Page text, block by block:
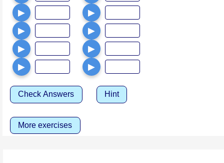
▶
▶
▶
▶
▶
▶
▶
▶
Check Answers Hint
More exercises